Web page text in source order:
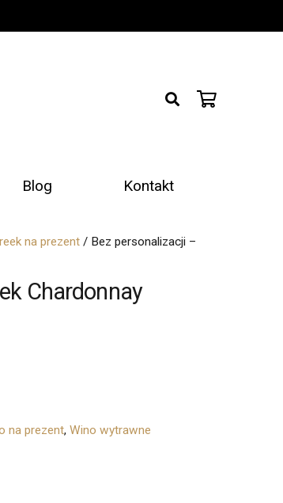
Blog Kontakt
na prezent / Bez personalizacji –
Chardonnay
na prezent, Wino wytrawne